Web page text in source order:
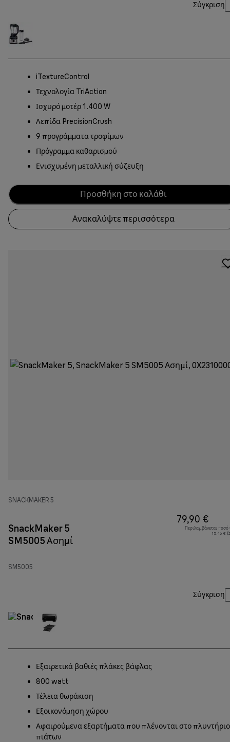
Σύγκριση
iTextureControl
Τεχνολογία TriAction
Ισχυρό μοτέρ 1.400 W
Λεπίδα PrecisionCrush
9 προγράμματα τροφίμων
Πρόγραμμα καθαρισμού
Ενισχυμένη μεταλλική σύζευξη
Προσθήκη στο καλάθι
Ανακαλύψτε περισσότερα
SNACKMAKER 5
SnackMaker 5
SM5005 Ασημί
SM5005
79,90 €
Περιλαμβάνεται
15,46 €
Σύγκριση
Εξαιρετικά βαθιές πλάκες βάφλας
800 watt
Τέλεια θωράκιση
Εξοικονόμηση χώρου
Αφαιρούμενα εξαρτήματα που πλένονται στο πλυντήριο
πιάτων